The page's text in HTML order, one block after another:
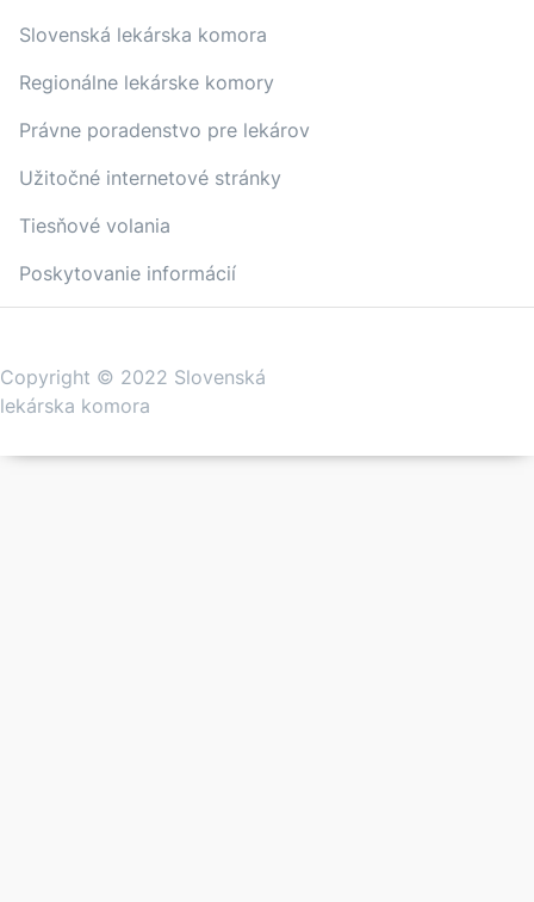
Slovenská lekárska komora
Regionálne lekárske komory
Právne poradenstvo pre lekárov
Užitočné internetové stránky
Tiesňové volania
Poskytovanie informácií
Copyright © 2022 Slovenská
lekárska komora